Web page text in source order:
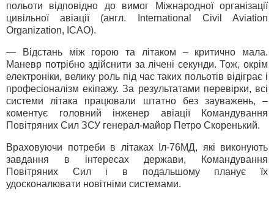
польоти відповідно до вимог Міжнародної організації
цивільної авіації (англ. International Civil Aviation
Organization, ICAO).
— Відстань між горою та літаком – критично мала.
Маневр потрібно здійснити за лічені секунди. Тож, окрім
електроніки, велику роль під час таких польотів відіграє і
професіоналізм екіпажу. За результатами перевірки, всі
системи літака працювали штатно без зауважень, –
коментує головний інженер авіації Командування
Повітряних Сил ЗСУ генерал-майор Петро Скоренький.
Враховуючи потреби в літаках Іл-76МД, які виконують
завдання в інтересах держави, Командування
Повітряних Сил і в подальшому планує їх
удосконалювати новітніми системами.